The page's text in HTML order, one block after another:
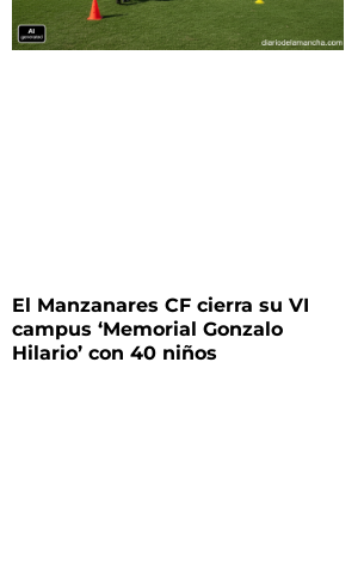
El Manzanares CF cierra su VI
campus ‘Memorial Gonzalo
Hilario’ con 40 niños